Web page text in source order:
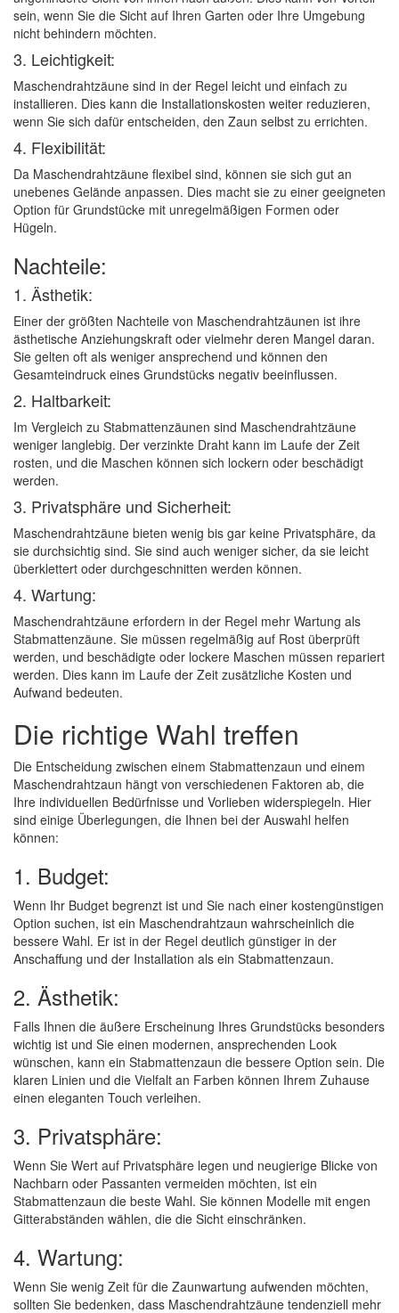
sein, wenn Sie die Sicht auf Ihren Garten oder Ihre Umgebung
nicht behindern möchten.
3. Leichtigkeit:
Maschendrahtzäune sind in der Regel leicht und einfach zu
installieren. Dies kann die Installationskosten weiter reduzieren,
wenn Sie sich dafür entscheiden, den Zaun selbst zu errichten.
4. Flexibilität:
Da Maschendrahtzäune flexibel sind, können sie sich gut an
unebenes Gelände anpassen. Dies macht sie zu einer geeigneten
Option für Grundstücke mit unregelmäßigen Formen oder
Hügeln.
Nachteile:
1. Ästhetik:
Einer der größten Nachteile von Maschendrahtzäunen ist ihre
ästhetische Anziehungskraft oder vielmehr deren Mangel daran.
Sie gelten oft als weniger ansprechend und können den
Gesamteindruck eines Grundstücks negativ beeinflussen.
2. Haltbarkeit:
Im Vergleich zu Stabmattenzäunen sind Maschendrahtzäune
weniger langlebig. Der verzinkte Draht kann im Laufe der Zeit
rosten, und die Maschen können sich lockern oder beschädigt
werden.
3. Privatsphäre und Sicherheit:
Maschendrahtzäune bieten wenig bis gar keine Privatsphäre, da
sie durchsichtig sind. Sie sind auch weniger sicher, da sie leicht
überklettert oder durchgeschnitten werden können.
4. Wartung:
Maschendrahtzäune erfordern in der Regel mehr Wartung als
Stabmattenzäune. Sie müssen regelmäßig auf Rost überprüft
werden, und beschädigte oder lockere Maschen müssen repariert
werden. Dies kann im Laufe der Zeit zusätzliche Kosten und
Aufwand bedeuten.
Die richtige Wahl treffen
Die Entscheidung zwischen einem Stabmattenzaun und einem
Maschendrahtzaun hängt von verschiedenen Faktoren ab, die
Ihre individuellen Bedürfnisse und Vorlieben widerspiegeln. Hier
sind einige Überlegungen, die Ihnen bei der Auswahl helfen
können:
1. Budget:
Wenn Ihr Budget begrenzt ist und Sie nach einer kostengünstigen
Option suchen, ist ein Maschendrahtzaun wahrscheinlich die
bessere Wahl. Er ist in der Regel deutlich günstiger in der
Anschaffung und der Installation als ein Stabmattenzaun.
2. Ästhetik:
Falls Ihnen die äußere Erscheinung Ihres Grundstücks besonders
wichtig ist und Sie einen modernen, ansprechenden Look
wünschen, kann ein Stabmattenzaun die bessere Option sein. Die
klaren Linien und die Vielfalt an Farben können Ihrem Zuhause
einen eleganten Touch verleihen.
3. Privatsphäre:
Wenn Sie Wert auf Privatsphäre legen und neugierige Blicke von
Nachbarn oder Passanten vermeiden möchten, ist ein
Stabmattenzaun die beste Wahl. Sie können Modelle mit engen
Gitterabständen wählen, die die Sicht einschränken.
4. Wartung:
Wenn Sie wenig Zeit für die Zaunwartung aufwenden möchten,
sollten Sie bedenken, dass Maschendrahtzäune tendenziell mehr